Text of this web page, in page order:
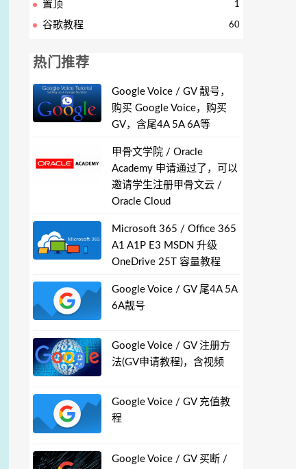
置顶 1
谷歌教程 60
热门推荐
Google Voice / GV 靓号，
购买 Google Voice，购买
GV，含尾4A 5A 6A等
甲骨文学院 / Oracle
Academy 申请通过了，可以
邀请学生注册甲骨文云 /
Oracle Cloud
Microsoft 365 / Office 365
A1 A1P E3 MSDN 升级
OneDrive 25T 容量教程
Google Voice / GV 尾4A 5A
6A靓号
Google Voice / GV 注册方
法(GV申请教程)，含视频
Google Voice / GV 充值教
程
Google Voice / GV 买断 /